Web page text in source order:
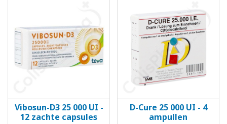
Vibosun-D3 25 000 UI -
12 zachte capsules
D-Cure 25 000 UI - 4
ampullen